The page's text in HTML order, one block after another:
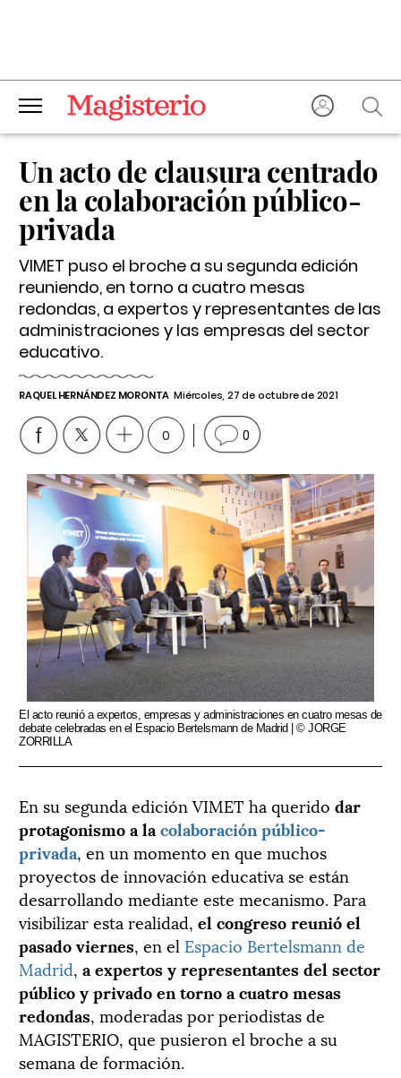
Un acto de clausura centrado
en la colaboración público-
privada
VIMET puso el broche a su segunda edición
reuniendo, en torno a cuatro mesas
redondas, a expertos y representantes de las
administraciones y las empresas del sector
educativo.
RAQUEL HERNÁNDEZ MORONTA Miércoles, 27 de octubre de 2021
0 0
El acto reunió a expertos, empresas y administraciones en cuatro mesas de
debate celebradas en el Espacio Bertelsmann de Madrid | © JORGE
ZORRILLA
En su segunda edición VIMET ha querido dar
protagonismo a la colaboración público-
privada, en un momento en que muchos
proyectos de innovación educativa se están
desarrollando mediante este mecanismo. Para
visibilizar esta realidad, el congreso reunió el
pasado viernes, en el Espacio Bertelsmann de
Madrid, a expertos y representantes del sector
público y privado en torno a cuatro mesas
redondas, moderadas por periodistas de
MAGISTERIO, que pusieron el broche a su
semana de formación.